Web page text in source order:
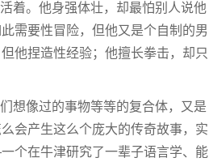
着。他身强体壮，却最怕别人说他
需要性冒险，但他又是个自制的男
他捏造性经验；他擅长拳击，却只
想像过的事物等等的复合体，又是
会产生这么个庞大的传奇故事，实
在牛津研究了一辈子语言学、能